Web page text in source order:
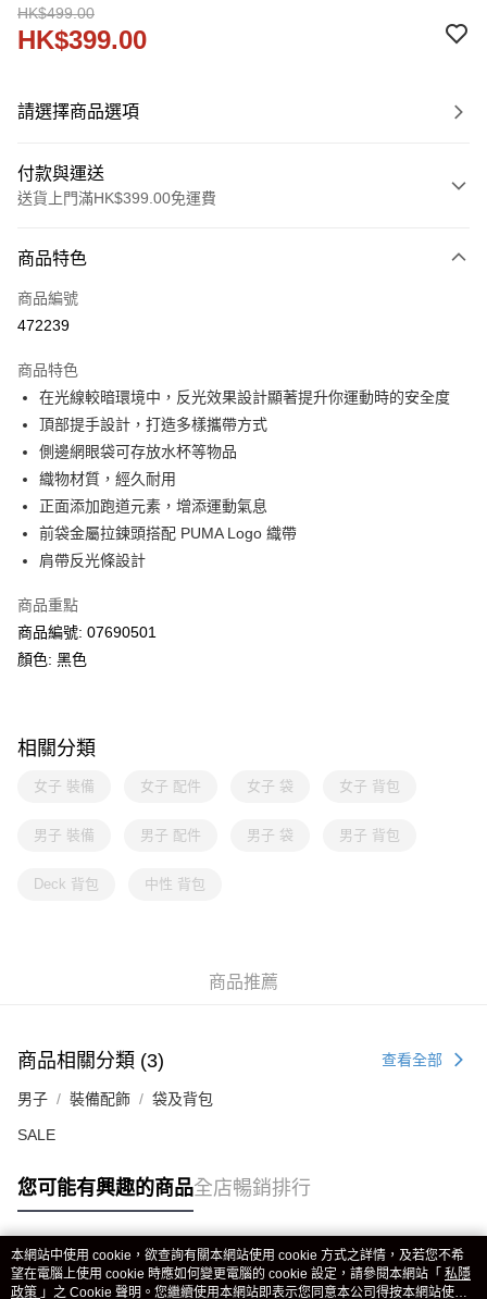
HK$499.00
HK$399.00
請選擇商品選項
付款與運送
送貨上門滿HK$399.00免運費
信用卡
線上付款
Alipay, PayMe, WeChat Pay, UnionPay, FPS
送貨方式
單筆訂單淨值滿$399可享免運費優惠
每筆HK$30.00，滿HK$399.00或以上免運費
滿$599可享澳門免運費優惠
商品特色
商品編號
472239
商品特色
在光線較暗環境中，反光效果設計顯著提升你運動時的安全度
頂部提手設計，打造多樣攜帶方式
側邊網眼袋可存放水杯等物品
織物材質，經久耐用
正面添加跑道元素，增添運動氣息
前袋金屬拉鍊頭搭配 PUMA Logo 織帶
肩帶反光條設計
商品重點
商品編號: 07690501
顏色: 黑色
相關分類
女子 裝備 女子 配件 女子 袋 女子 背包
男子 裝備 男子 配件 男子 袋 男子 背包
Deck 背包 中性 背包
商品推薦
商品相關分類 (3) 查看全部
男子 裝備配飾 袋及背包
SALE
您可能有興趣的商品全店暢銷排行
熱門標籤
本網站中使用 cookie，欲查詢有關本網站使用 cookie 方式之詳情，及若您不希
望在電腦上使用 cookie 時應如何變更電腦的 cookie 設定，請參閱本網站「 私隱
政策 」之 Cookie 聲明。您繼續使用本網站即表示您同意本公司得按本網站使用